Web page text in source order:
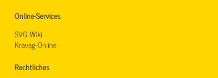
Online-Services
SVG-Wiki
Kravag-Online
Rechtliches